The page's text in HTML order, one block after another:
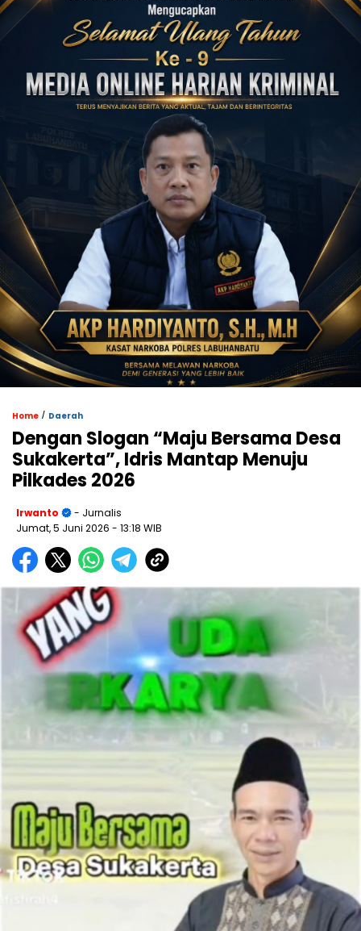
Home / Daerah
Dengan Slogan “Maju Bersama Desa
Sukakerta”, Idris Mantap Menuju
Pilkades 2026
Irwanto
- Jurnalis
Jumat, 5 Juni 2026 - 13:18 WIB